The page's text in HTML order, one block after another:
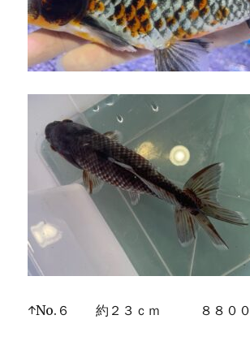
↑No.６ 約２３ｃｍ ８８００